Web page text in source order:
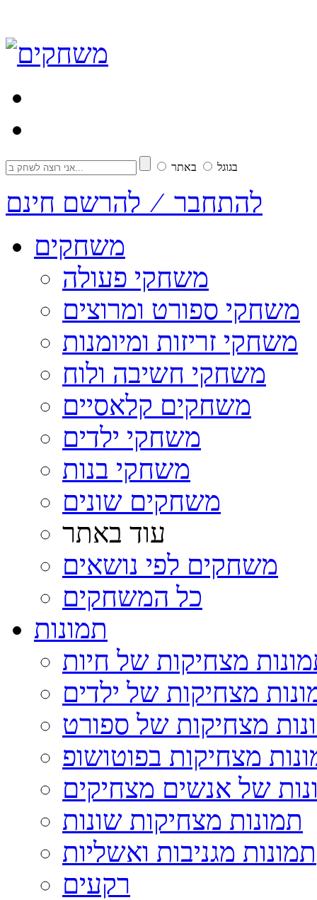
בגוגל באתר
להתחבר ⁄ להרשם חינם
משחקים
משחקי פעולה
משחקי ספורט ומרוצים
משחקי זריזות ומיומנות
משחקי חשיבה ולוח
משחקים קלאסיים
משחקי ילדים
משחקי בנות
משחקים שונים
עוד באתר
משחקים לפי נושאים
כל המשחקים
תמונות
מצחיקות של חיות
מצחיקות של ילדים
מצחיקות של ספורט
מצחיקות בפוטושופ
של אנשים מצחיקים
תמונות מצחיקות שונות
תמונות מגניבות ואשליות
רקעים